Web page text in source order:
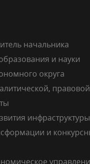
начальника
и науки
округа
и